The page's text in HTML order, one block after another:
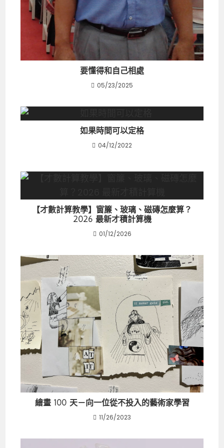
要懂得和自己相處
05/23/2025
如果時間可以定格
04/12/2022
【才數計算教學】窗簾、玻璃、磁磚怎麼算？
2026 最新才積計算機
01/12/2026
繪畫 100 天－向一位從不投入的藝術家學習
11/26/2023